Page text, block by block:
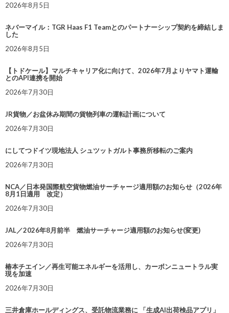
2026年8月5日
ネバーマイル：TGR Haas F1 Teamとのパートナーシップ契約を締結しま
した
2026年8月5日
【トドケール】マルチキャリア化に向けて、2026年7月よりヤマト運輸
とのAPI連携を開始
2026年7月30日
JR貨物／お盆休み期間の貨物列車の運転計画について
2026年7月30日
にしてつドイツ現地法人 シュツットガルト事務所移転のご案内
2026年7月30日
NCA／日本発国際航空貨物燃油サーチャージ適用額のお知らせ（2026年
8月1日適用 改定）
2026年7月30日
JAL／2026年8月前半 燃油サーチャージ適用額のお知らせ(変更)
2026年7月30日
椿本チエイン／再生可能エネルギーを活用し、カーボンニュートラル実
現を加速
2026年7月30日
三井倉庫ホールディングス、受託物流業務に 「生成AI出荷検品アプリ」